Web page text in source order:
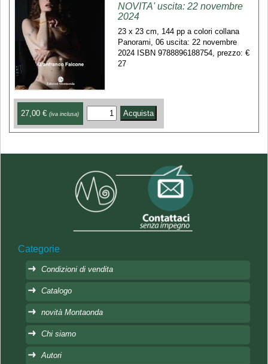
NOVITA' uscita: 22 novembre
2024
23 x 23 cm, 144 pp a colori collana
Panorami, 06 uscita: 22 novembre
2024 ISBN 9788896188754, prezzo: €
27
27,00 € (iva inclusa)
Categorie
Condizioni di vendita
Catalogo
novità Montaonda
Chi siamo
Autori